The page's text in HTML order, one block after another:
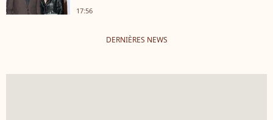
17:56
DERNIÈRES NEWS